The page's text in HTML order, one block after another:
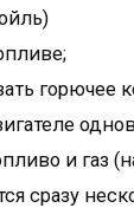
горючее
и газ
сразу